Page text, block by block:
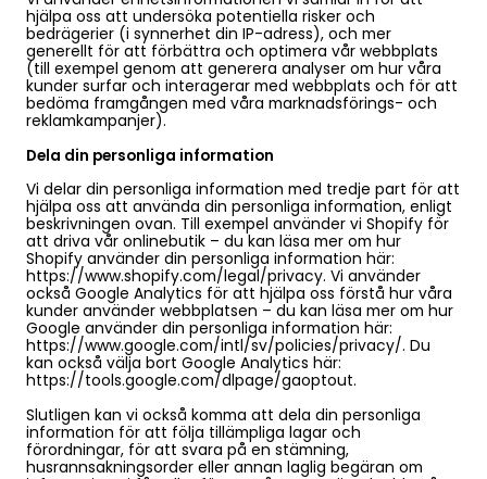
hjälpa oss att undersöka potentiella risker och
bedrägerier (i synnerhet din IP-adress), och mer
generellt för att förbättra och optimera vår webbplats
(till exempel genom att generera analyser om hur våra
kunder surfar och interagerar med webbplats och för att
bedöma framgången med våra marknadsförings- och
reklamkampanjer).
Dela din personliga information
Vi delar din personliga information med tredje part för att
hjälpa oss att använda din personliga information, enligt
beskrivningen ovan. Till exempel använder vi Shopify för
att driva vår onlinebutik – du kan läsa mer om hur
Shopify använder din personliga information här:
https://www.shopify.com/legal/privacy. Vi använder
också Google Analytics för att hjälpa oss förstå hur våra
kunder använder webbplatsen – du kan läsa mer om hur
Google använder din personliga information här:
https://www.google.com/intl/sv/policies/privacy/. Du
kan också välja bort Google Analytics här:
https://tools.google.com/dlpage/gaoptout.
Slutligen kan vi också komma att dela din personliga
information för att följa tillämpliga lagar och
förordningar, för att svara på en stämning,
husrannsakningsorder eller annan laglig begäran om